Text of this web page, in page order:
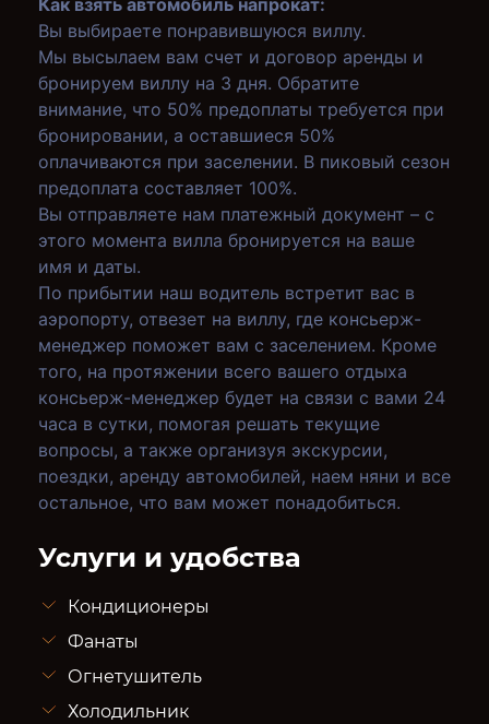
Как взять автомобиль напрокат:
Вы выбираете понравившуюся виллу.
Мы высылаем вам счет и договор аренды и
бронируем виллу на 3 дня. Обратите
внимание, что 50% предоплаты требуется при
бронировании, а оставшиеся 50%
оплачиваются при заселении. В пиковый сезон
предоплата составляет 100%.
Вы отправляете нам платежный документ – с
этого момента вилла бронируется на ваше
имя и даты.
По прибытии наш водитель встретит вас в
аэропорту, отвезет на виллу, где консьерж-
менеджер поможет вам с заселением. Кроме
того, на протяжении всего вашего отдыха
консьерж-менеджер будет на связи с вами 24
часа в сутки, помогая решать текущие
вопросы, а также организуя экскурсии,
поездки, аренду автомобилей, наем няни и все
остальное, что вам может понадобиться.
Услуги и удобства
Кондиционеры
Фанаты
Огнетушитель
Холодильник